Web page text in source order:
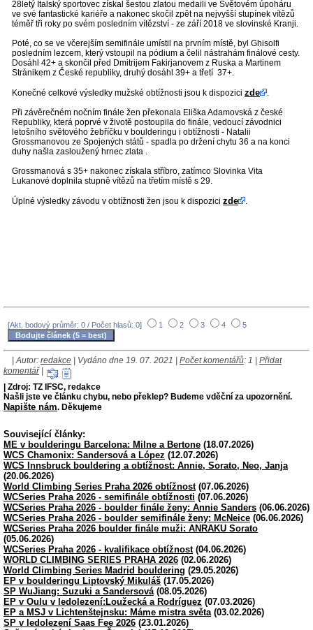
28letý Italský sportovec získal šestou zlatou medaili ve Světovém úpoháru
ve své fantastické kariéře a nakonec skočil zpět na nejvyšší stupínek vítězů
téměř tři roky po svém posledním vítězství - ze září 2018 ve slovinské Kranji.
Poté, co se ve včerejším semifinále umístil na prvním místě, byl Ghisolfi
posledním lezcem, který vstoupil na pódium a čelil nástrahám finálové cesty.
Dosáhl 42+ a skončil před Dmitrijem Fakirjanovem z Ruska a Martinem
Stránikem z České republiky, druhý dosáhl 39+ a třetí 37+.
Konečné celkové výsledky mužské obtížnosti jsou k dispozici zde
.
Při závěrečném nočním finále žen překonala Eliška Adamovská z české
Republiky, která poprvé v životě postoupila do finále, vedoucí závodnici
letošního světového žebříčku v boulderingu i obtížnosti - Natalii
Grossmanovou ze Spojených států - spadla po držení chytu 36 a na konci
duhy našla zasloužený hrnec zlata .
Grossmanová s 35+ nakonec získala stříbro, zatímco Slovinka Vita
Lukanové doplnila stupně vítězů na třetím místě s 29.
Úplné výsledky závodu v obtížnosti žen jsou k dispozici zde .
[Akt. bodový průměr: 0 / Počet hlasů: 0] 1 2 3 4 5
| Autor: redakce | Vydáno dne 19. 07. 2021 | Počet komentářů: 1 | Přidat
komentář|
| Zdroj: TZ IFSC, redakce
Našli jste ve článku chybu, nebo překlep? Budeme vděční za upozornění.
Napište nám. Děkujeme
Související články:
ME v boulderingu Barcelona: Milne a Bertone (18.07.2026)
WCS Chamonix: Sandersová a López (12.07.2026)
WCS Innsbruck bouldering a obtížnost: Annie, Sorato, Neo, Janja
(20.06.2026)
World Climbing Series Praha 2026 obtížnost(07.06.2026)
WCSeries Praha 2026 - semifinále obtížnosti (07.06.2026)
WCSeries Praha 2026 - boulder finále ženy: Annie Sanders (06.06.2026)
WCSeries Praha 2026 - boulder semifinále ženy: McNeice (06.06.2026)
WCSeries Praha 2026 boulder finále muži: ANRAKU Sorato
(05.06.2026)
WCSeries Praha 2026 - kvalifikace obtížnost(04.06.2026)
WORLD CLIMBING SERIES PRAHA 2026 (02.06.2026)
World Climbing Series Madrid bouldering (29.05.2026)
EP v boulderingu Liptovský Mikuláš (17.05.2026)
SP WuJiang: Suzuki a Sandersová(08.05.2026)
EP v Oulu v ledolezení:Loužecká a Rodríguez (07.03.2026)
EP a MSJ v Lichtenštejnsku: Máme mistra světa(03.02.2026)
SP v ledolezení Saas Fee 2026 (23.01.2026)